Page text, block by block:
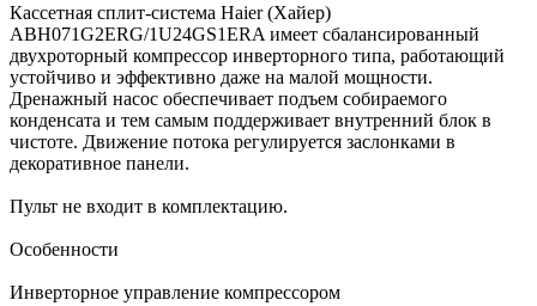
Кассетная сплит-система Haier (Хайер)
ABH071G2ERG/1U24GS1ERA имеет сбалансированный
двухроторный компрессор инверторного типа, работающий
устойчиво и эффективно даже на малой мощности.
Дренажный насос обеспечивает подъем собираемого
конденсата и тем самым поддерживает внутренний блок в
чистоте. Движение потока регулируется заслонками в
декоративное панели.
Пульт не входит в комплектацию.
Особенности
Инверторное управление компрессором